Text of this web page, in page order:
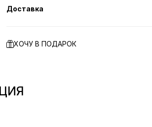
Доставка
ХОЧУ В ПОДАРОК